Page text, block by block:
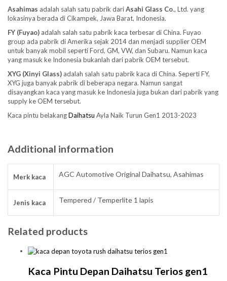
Asahimas adalah salah satu pabrik dariAsahi Glass Co., Ltd. yang
lokasinya berada di Cikampek, Jawa Barat, Indonesia.
FY (Fuyao) adalah salah satu pabrik kaca terbesar di China. Fuyao
group ada pabrik di Amerika sejak 2014 dan menjadi supplier OEM
untuk banyak mobil seperti Ford, GM, VW, dan Subaru. Namun kaca
yang masuk ke Indonesia bukanlah dari pabrik OEM tersebut.
XYG (Xinyi Glass) adalah salah satu pabrik kaca di China. Seperti FY,
XYG juga banyak pabrik di beberapa negara. Namun sangat
disayangkan kaca yang masuk ke Indonesia juga bukan dari pabrik yang
supply ke OEM tersebut.
Kaca pintu belakangDaihatsu Ayla Naik Turun Gen1 2013-2023
Additional information
Merk kaca AGC Automotive Original Daihatsu, Asahimas
Jenis kaca Tempered / Temperlite 1 lapis
Related products
Kaca Pintu Depan Daihatsu Terios gen1